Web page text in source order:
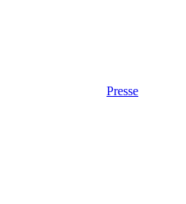
Presse